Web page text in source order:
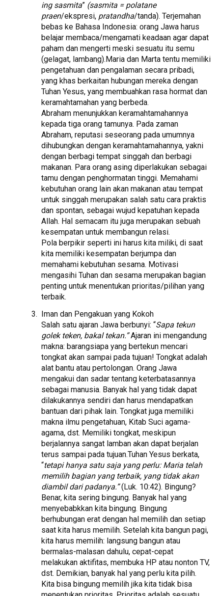
ing sasmita” (sasmita = polatane
praen/ekspresi, pratandha/tanda). Terjemahan
bebas ke Bahasa Indonesia: orang Jawa harus
belajar membaca/mengamati keadaan agar dapat
paham dan mengerti meski sesuatu itu semu
(gelagat, lambang).Maria dan Marta tentu memiliki
pengetahuan dan pengalaman secara pribadi,
yang khas berkaitan hubungan mereka dengan
Tuhan Yesus, yang membuahkan rasa hormat dan
keramahtamahan yang berbeda.
Abraham menunjukkan keramahtamahannya
kepada tiga orang tamunya. Pada zaman
Abraham, reputasi seseorang pada umumnya
dihubungkan dengan keramahtamahannya, yakni
dengan berbagi tempat singgah dan berbagi
makanan. Para orang asing diperlakukan sebagai
tamu dengan penghormatan tinggi. Memahami
kebutuhan orang lain akan makanan atau tempat
untuk singgah merupakan salah satu cara praktis
dan spontan, sebagai wujud kepatuhan kepada
Allah. Hal semacam itu juga merupakan sebuah
kesempatan untuk membangun relasi.
Pola berpikir seperti ini harus kita miliki, di saat
kita memiliki kesempatan berjumpa dan
memahami kebutuhan sesama. Motivasi
mengasihi Tuhan dan sesama merupakan bagian
penting untuk menentukan prioritas/pilihan yang
terbaik.
Iman dan Pengakuan yang Kokoh
Salah satu ajaran Jawa berbunyi: “Sapa tekun
golek teken, bakal tekan.”Ajaran ini mengandung
makna: barangsiapa yang bertekun mencari
tongkat akan sampai pada tujuan! Tongkat adalah
alat bantu atau pertolongan. Orang Jawa
mengakui dan sadar tentang keterbatasannya
sebagai manusia. Banyak hal yang tidak dapat
dilakukannya sendiri dan harus mendapatkan
bantuan dari pihak lain. Tongkat juga memiliki
makna ilmu pengetahuan, Kitab Suci agama-
agama, dst. Memiliki tongkat, meskipun
berjalannya sangat lamban akan dapat berjalan
terus sampai pada tujuan.Tuhan Yesus berkata,
“tetapi hanya satu saja yang perlu: Maria telah
memilih bagian yang terbaik, yang tidak akan
diambil dari padanya.”(Luk. 10:42). Bingung?
Benar, kita sering bingung. Banyak hal yang
menyebabkkan kita bingung. Bingung
berhubungan erat dengan hal memilih dan setiap
saat kita harus memilih. Setelah kita bangun pagi,
kita harus memilih: langsung bangun atau
bermalas-malasan dahulu, cepat-cepat
melakukan aktifitas, membuka HP atau nonton TV,
dst. Demikian, banyak hal yang perlu kita pilih.
Kita bisa bingung memilih jika kita tidak bisa